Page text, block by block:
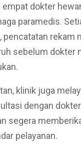
empat dokter
paramedis.
rekam
sebelum dokter
klinik juga
dengan
segera
pelayanan.